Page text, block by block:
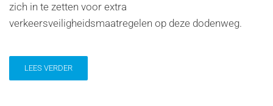
zich in te zetten voor extra
verkeersveiligheidsmaatregelen op deze dodenweg.
LEES VERDER